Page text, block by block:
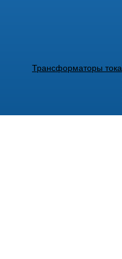
Трансформаторы тока